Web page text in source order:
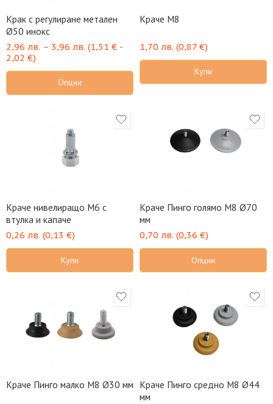
Крак с регулиране метален
Ø50 инокс
2,96 лв. – 3,96 лв. (1,51 € -
2,02 €)
Опции
Краче М8
1,70 лв. (0,87 €)
Купи
Краче нивелиращо М6 с
втулка и капаче
0,26 лв. (0,13 €)
Купи
Краче Пинго голямо М8 Ø70
мм
0,70 лв. (0,36 €)
Опции
Краче Пинго малко М8 Ø30 мм Краче Пинго средно М8 Ø44
мм